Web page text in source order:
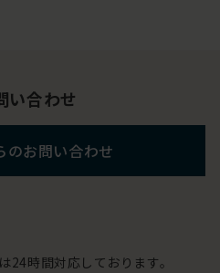
い合わせ
のお問い合わせ
時間対応しております。